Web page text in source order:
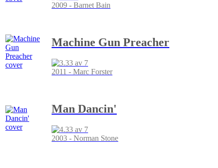
2009 - Barnet Bain
Machine Gun Preacher
2011 - Marc Forster
Man Dancin'
2003 - Norman Stone